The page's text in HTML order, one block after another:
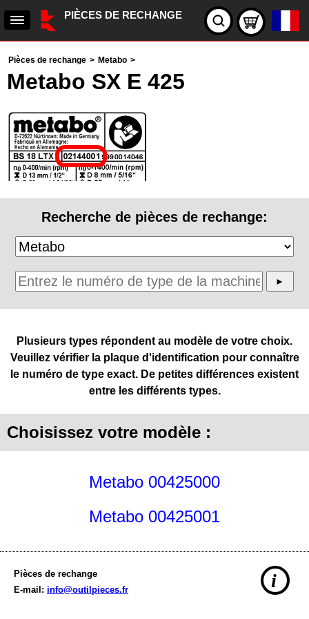
PIÈCES DE RECHANGE
Pièces de rechange > Metabo >
Metabo SX E 425
Recherche de pièces de rechange:
Plusieurs types répondent au modèle de votre choix.
Veuillez vérifier la plaque d'identification pour connaître
le numéro de type exact. De petites différences existent
entre les différents types.
Choisissez votre modèle :
Metabo 00425000
Metabo 00425001
Pièces de rechange
E-mail: info@outilpieces.fr i